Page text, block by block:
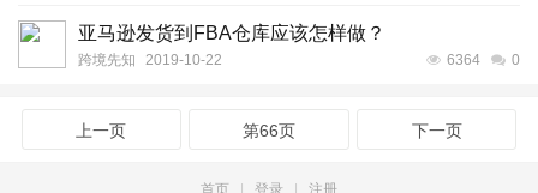
亚马逊发货到FBA仓库应该怎样做？
跨境先知 2019-10-22 6364 0
上一页 第66页 下一页
首页 登录 注册